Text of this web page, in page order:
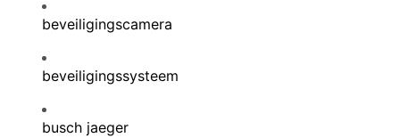
beveiligingscamera
beveiligingssysteem
busch jaeger